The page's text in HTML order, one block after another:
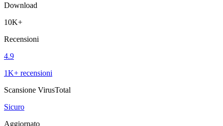
Download
10K+
Recensioni
4.9
1K+ recensioni
Scansione VirusTotal
Sicuro
Aggiornato